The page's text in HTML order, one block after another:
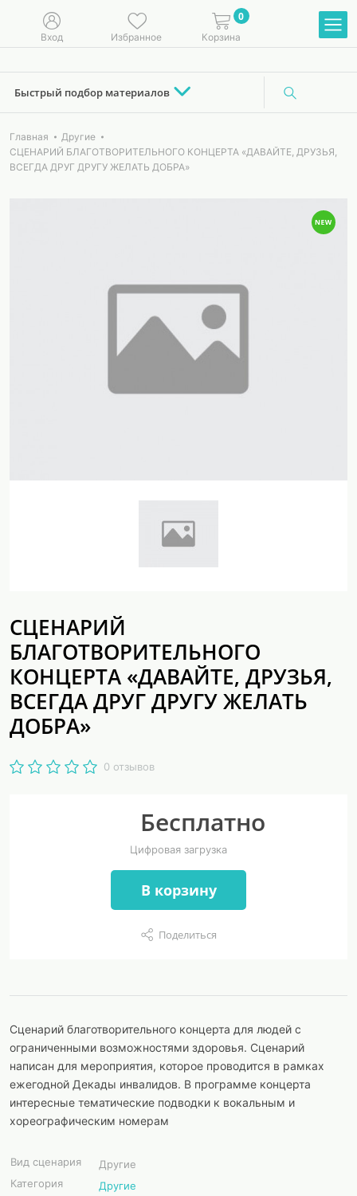
Вход Избранное
0
Корзина
Быстрый подбор материалов
Главная
Другие
СЦЕНАРИЙ БЛАГОТВОРИТЕЛЬНОГО КОНЦЕРТА «ДАВАЙТЕ, ДРУЗЬЯ,
ВСЕГДА ДРУГ ДРУГУ ЖЕЛАТЬ ДОБРА»
СЦЕНАРИЙ
БЛАГОТВОРИТЕЛЬНОГО
КОНЦЕРТА «ДАВАЙТЕ, ДРУЗЬЯ,
ВСЕГДА ДРУГ ДРУГУ ЖЕЛАТЬ
ДОБРА»
0 отзывов
Бесплатно
Цифровая загрузка
В корзину
Поделиться
Сценарий благотворительного концерта для людей с
ограниченными возможностями здоровья. Сценарий
написан для мероприятия, которое проводится в рамках
ежегодной Декады инвалидов. В программе концерта
интересные тематические подводки к вокальным и
хореографическим номерам
Вид сценария
Другие
Категория
Другие